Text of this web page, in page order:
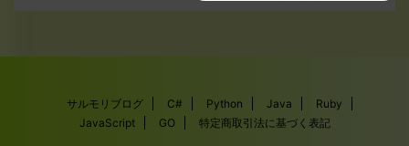
サルモリブログ C# Python Java
Ruby
JavaScript
GO 特定商取引法に基づく表記